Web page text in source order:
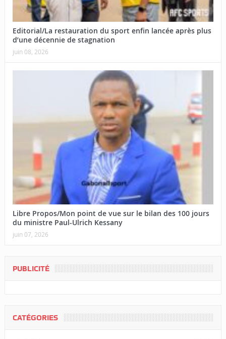
Editorial/La restauration du sport enfin lancée après plus
d’une décennie de stagnation
juin 08, 2026
Libre Propos/Mon point de vue sur le bilan des 100 jours
du ministre Paul-Ulrich Kessany
juin 07, 2026
PUBLICITÉ
CATÉGORIES